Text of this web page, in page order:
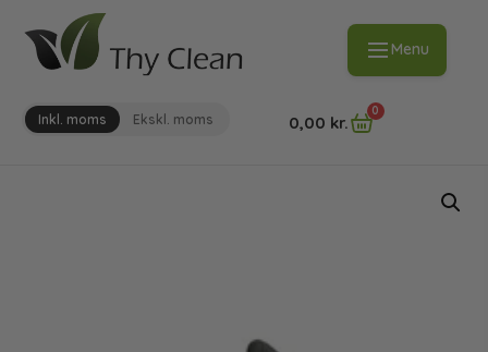
Menu
Inkl. moms Ekskl. moms 0,00 kr.
0